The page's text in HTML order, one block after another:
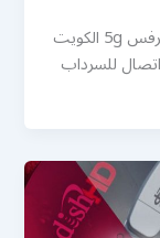
رقم مقوي شبكة 5g كيفان الكويت مقوي سيرفس 5g الكويت
للسرداب